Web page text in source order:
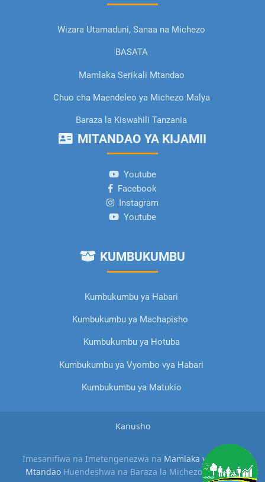
Wizara Utamaduni, Sanaa na Michezo
BASATA
Mamlaka Serikali Mtandao
Chuo cha Maendeleo ya Michezo Malya
Baraza la Kiswahili Tanzania
MITANDAO YA KIJAMII
Youtube
Facebook
Instagram
Youtube
KUMBUKUMBU
Kumbukumbu ya Habari
Kumbukumbu ya Machapisho
Kumbukumbu ya Hotuba
Kumbukumbu ya Vyombo vya Habari
Kumbukumbu ya Matukio
Kanusho
Imesanifiwa na Imetengenezwa na Mamlaka ya Serikali
Mtandao Huendeshwa na Baraza la Michezo Tanzania